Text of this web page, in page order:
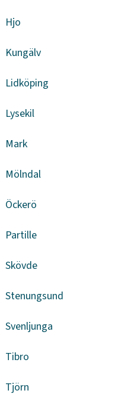
Hjo
Kungälv
Lidköping
Lysekil
Mark
Mölndal
Öckerö
Partille
Skövde
Stenungsund
Svenljunga
Tibro
Tjörn